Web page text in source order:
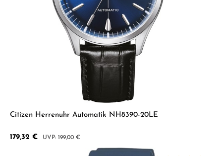
Citizen Herrenuhr Automatik NH8390-20LE
Verkaufspreis:
179,32 € Regulärer Preis:
199,00 €